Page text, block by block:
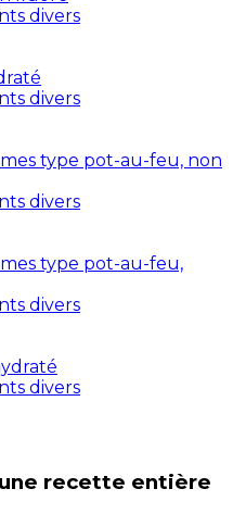
divers
divers
type pot-au-feu, non
divers
type pot-au-feu,
divers
divers
recette entière